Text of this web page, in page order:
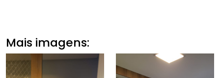
Mais imagens: